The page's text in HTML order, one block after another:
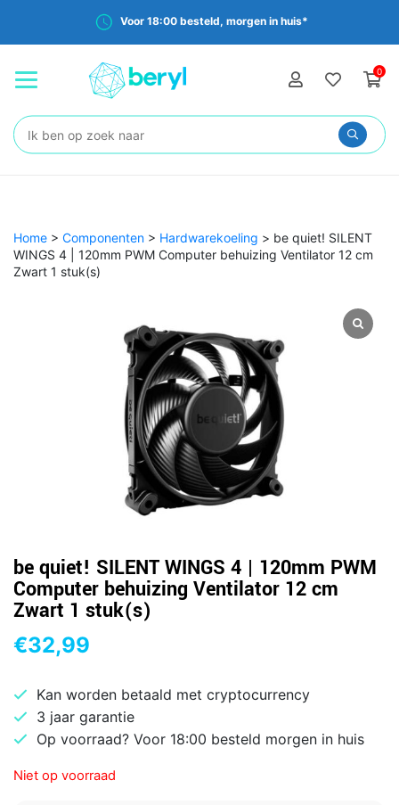
Voor 18:00 besteld, morgen in huis*
0
Zoeken:
Home > Componenten > Hardwarekoeling > be quiet! SILENT
WINGS 4 | 120mm PWM Computer behuizing Ventilator 12 cm
Zwart 1 stuk(s)
be quiet! SILENT WINGS 4 | 120mm PWM
Computer behuizing Ventilator 12 cm
Zwart 1 stuk(s)
€32,99
Kan worden betaald met cryptocurrency
3 jaar garantie
Op voorraad? Voor 18:00 besteld morgen in huis
Niet op voorraad